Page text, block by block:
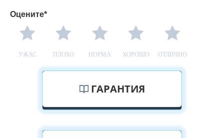
Оцените*
УЖАС ПЛОХО НОРМА ХОРОШО ОТЛИЧНО
ГАРАНТИЯ